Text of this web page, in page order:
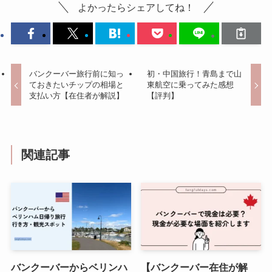
よかったらシェアしてね！
バンクーバー旅行前に知っ
ておきたいチップの相場と
支払い方【在住者が解説】
初・中国旅行！青島まで山
東航空に乗ってみた感想
【評判】
関連記事
バンクーバーからベリンハ 【バンクーバー在住が解